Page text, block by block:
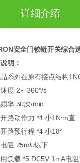
详细介绍
安全门铰链开关综合
明：
系列在原有接点结构
度 2～360°/s
率 30次/min
路动作力 *4 小1N⋅m直
路预行程 *4 小18°
阻 25mΩ以下
负载 *5 DC5V 1mA电